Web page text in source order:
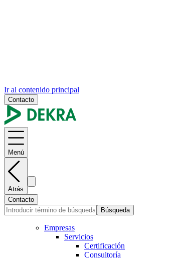
Ir al contenido principal
Contacto
Menú
Atrás
Contacto
Búsqueda
Empresas
Servicios
Certificación
Consultoría